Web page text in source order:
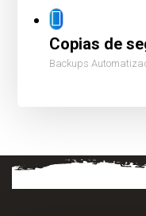
Copias de
Backups